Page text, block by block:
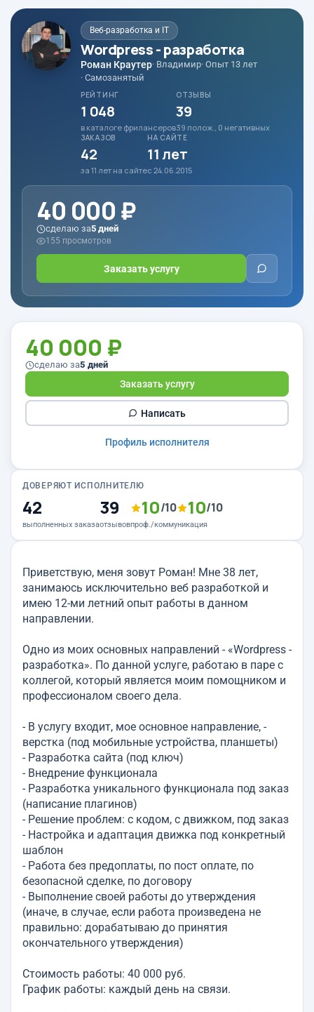
Веб-разработка и IT
Wordpress - разработка
Роман Краутер· Владимир· Опыт 13 лет
· Самозанятый
РЕЙТИНГ
1 048
в каталоге фрилансеров
ОТЗЫВЫ
39
39 полож., 0 негативных
ЗАКАЗОВ
42
за 11 лет на сайте
НА САЙТЕ
11 лет
с 24.06.2015
40 000 ₽
сделаю за5 дней
155 просмотров
Заказать услугу
Приветствую, меня зовут Роман! Мне 38 лет,
занимаюсь исключительно веб разработкой и
имею 12-ми летний опыт работы в данном
направлении.
Одно из моих основных направлений - «Wordpress -
разработка». По данной услуге, работаю в паре с
коллегой, который является моим помощником и
профессионалом своего дела.
- В услугу входит, мое основное направление, -
верстка (под мобильные устройства, планшеты)
- Разработка сайта (под ключ)
- Внедрение функционала
- Разработка уникального функционала под заказ
(написание плагинов)
- Решение проблем: с кодом, с движком, под заказ
- Настройка и адаптация движка под конкретный
шаблон
- Работа без предоплаты, по пост оплате, по
безопасной сделке, по договору
- Выполнение своей работы до утверждения
(иначе, в случае, если работа произведена не
правильно: дорабатываю до принятия
окончательного утверждения)
Стоимость работы: 40 000 руб.
График работы: каждый день на связи.
40 000 ₽
сделаю за5 дней
Заказать услугу
Написать
Профиль исполнителя
ДОВЕРЯЮТ ИСПОЛНИТЕЛЮ
42
выполненных заказа
39
отзывов
10/10 10/10
проф./коммуникация